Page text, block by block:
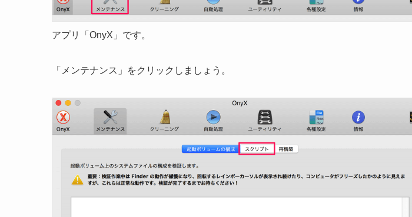
アプリ「OnyX」です。
「メンテナンス」をクリックしましょう。